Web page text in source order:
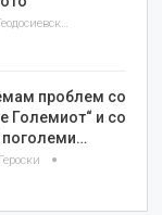
Златко Теодосиевски
проблем со
Големиот“ и со
поголеми…